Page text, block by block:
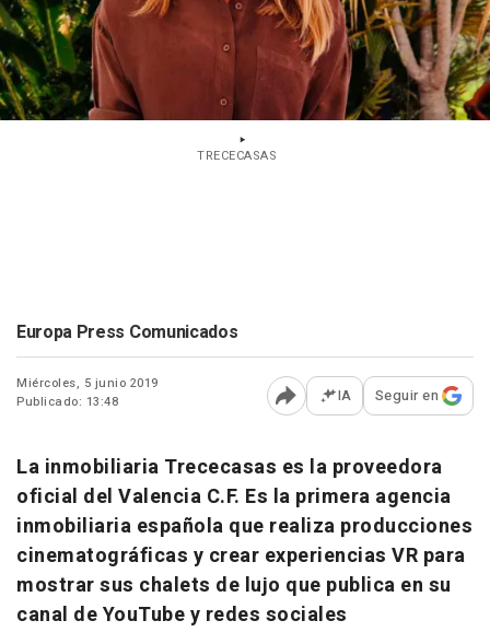
TRECECASAS
Europa Press Comunicados
Miércoles, 5 junio 2019
Publicado: 13:48
Abrir opciones para
IA Seguir en
La inmobiliaria Trececasas es la proveedora
oficial del Valencia C.F. Es la primera agencia
inmobiliaria española que realiza producciones
cinematográficas y crear experiencias VR para
mostrar sus chalets de lujo que publica en su
canal de YouTube y redes sociales